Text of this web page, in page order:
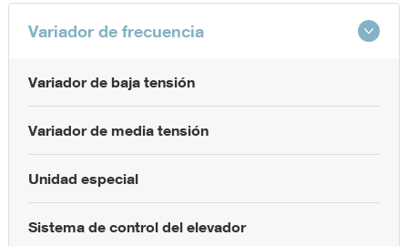
Variador de frecuencia
Variador de baja tensión
Variador de media tensión
Unidad especial
Sistema de control del elevador